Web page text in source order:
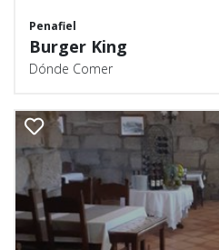
Penafiel
Burger King
Dónde Comer